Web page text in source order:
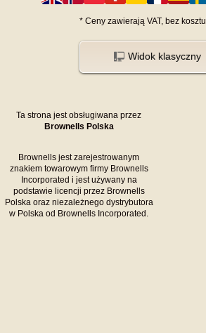
* Ceny zawierają VAT, bez kosztu
Widok klasyczny
Ta strona jest obsługiwana przez
Brownells Polska
Brownells jest zarejestrowanym
znakiem towarowym firmy Brownells
Incorporated i jest używany na
podstawie licencji przez Brownells
Polska oraz niezależnego dystrybutora
w Polska od Brownells Incorporated.